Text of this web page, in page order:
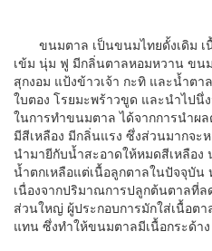
ขนมตาล เป็นขนมไทยดั้งเดิม เ
เข้ม นุ่ม ฟู มีกลิ่นตาลหอมหวาน ขน
สุกงอม แป้งข้าวเจ้า กะทิ และน้ำต
ใบตอง โรยมะพร้าวขูด และนำไปนึ่
ในการทำขนมตาล ได้จากการนำผ
มีสีเหลือง มีกลิ่นแรง ซึ่งส่วนมากจะ
นำมายีกับน้ำสะอาดให้หมดสีเหลือง
น้ำตกเหลือแต่เนื้อลูกตาลในปัจจุบั
เนื่องจากปริมาณการปลูกต้นตาลที่
ส่วนใหญ่ ผู้ประกอบการมักใส่เนื้อตา
แทน ซึ่งทำให้ขนมตาลมีเนื้อกระด้า